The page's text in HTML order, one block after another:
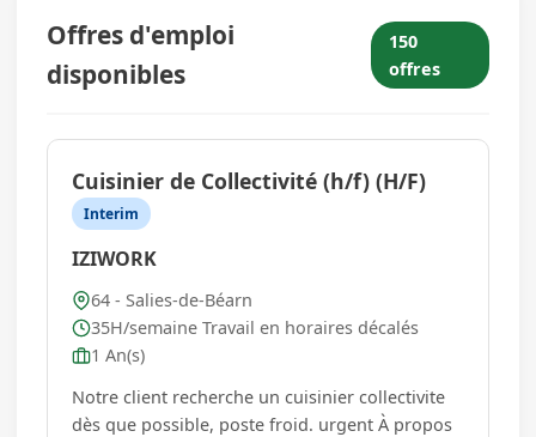
Offres d'emploi
disponibles
150
offres
Cuisinier de Collectivité (h/f) (H/F)
Interim
IZIWORK
64 - Salies-de-Béarn
35H/semaine Travail en horaires décalés
1 An(s)
Notre client recherche un cuisinier collectivite
dès que possible, poste froid. urgent À propos